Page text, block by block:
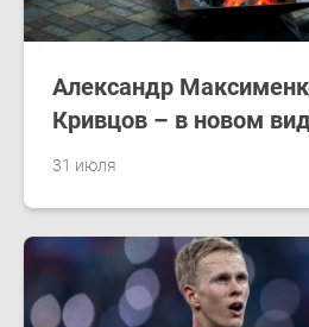
31 июля
Александр
Кривцов – в новом